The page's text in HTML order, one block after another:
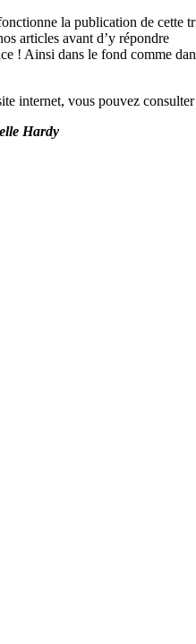
la publication de cette
articles avant d’y répondre
! Ainsi dans le fond comme
internet, vous pouvez
Hardy